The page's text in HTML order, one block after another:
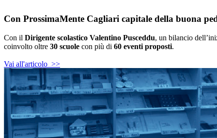
Con ProssimaMente Cagliari capitale della buona
Con il Dirigente scolastico Valentino Pusceddu, un bilancio
coinvolto oltre 30 scuole con più di 60 eventi proposti.
Vai all'articolo >>